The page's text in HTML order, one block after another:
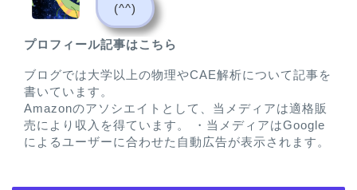
(^^)
プロフィール記事はこちら
ブログでは大学以上の物理やCAE解析について記事を
書いています。
Amazonのアソシエイトとして、当メディアは適格販
売により収入を得ています。 ・当メディアはGoogle
によるユーザーに合わせた自動広告が表示されます。